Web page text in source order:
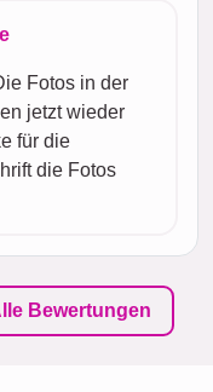
Fotos in der
jetzt wieder
für die
die Fotos
Bewertungen